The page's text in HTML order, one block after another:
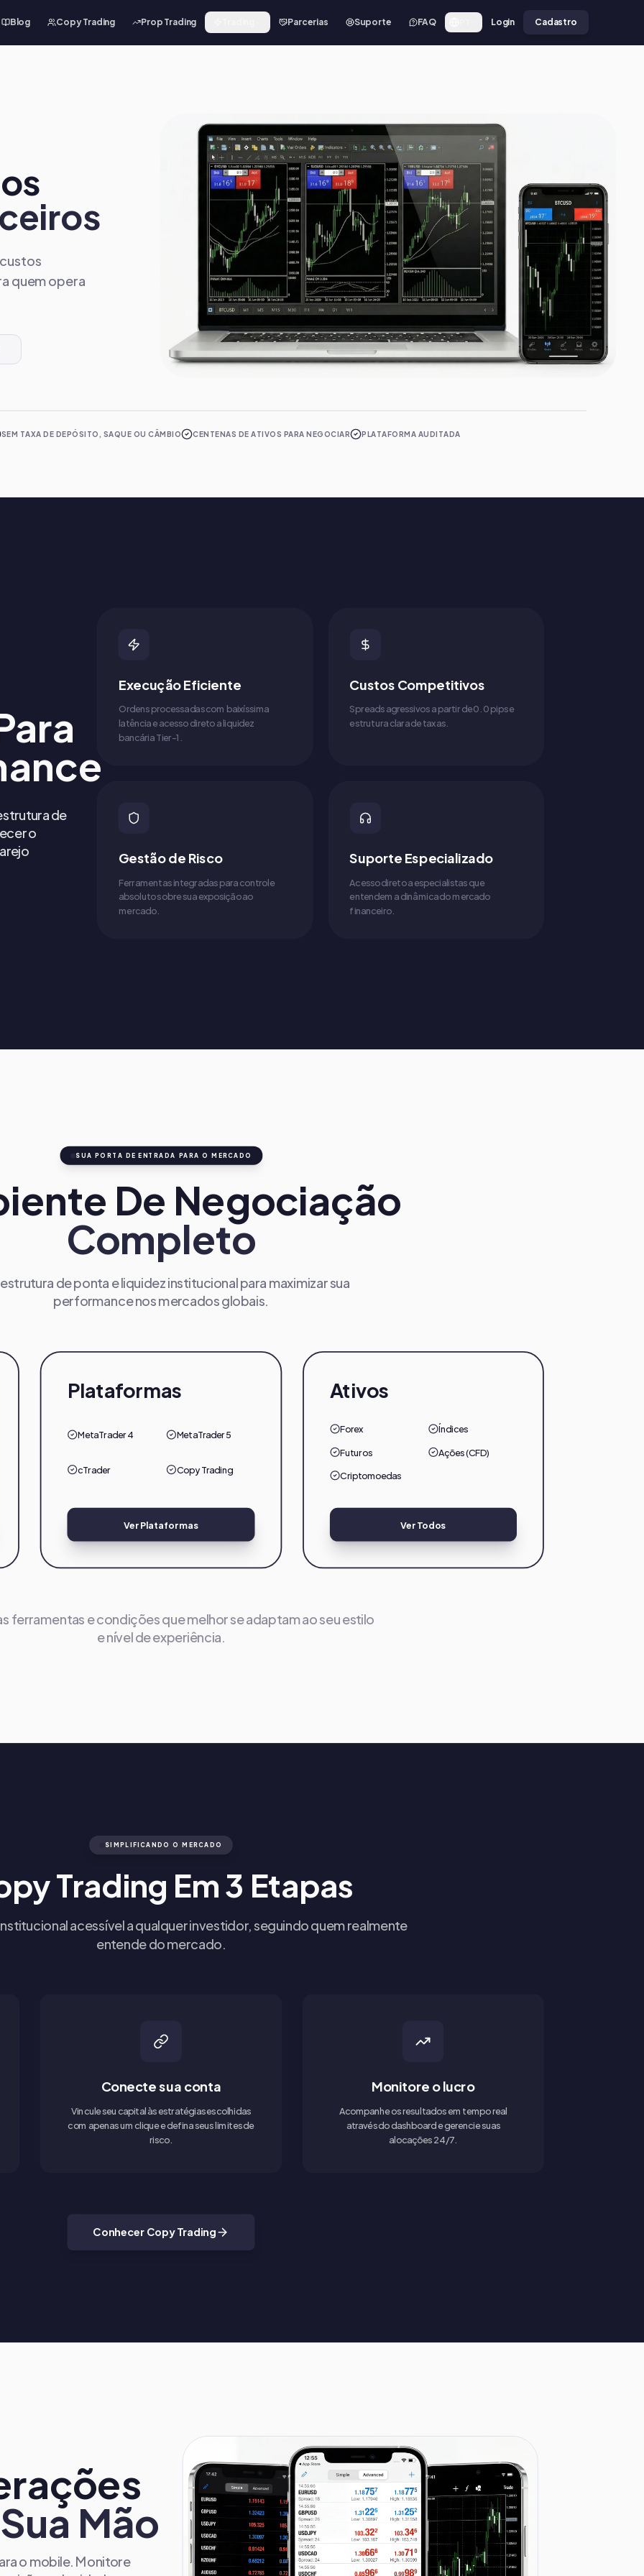
Blog Copy Trading Prop Trading Parcerias Suporte FAQ Login Cadastro
quem opera
SEM TAXA DE DEPÓSITO, SAQUE OU CÂMBIO CENTENAS DE ATIVOS PARA NEGOCIAR PLATAFORMA AUDITADA
de
o
Execução Eficiente
Ordens processadas com baixíssima
latência e acesso direto a liquidez
bancária Tier-1.
Custos Competitivos
Spreads agressivos a partir de 0.0 pips e
estrutura clara de taxas.
Gestão de Risco
Ferramentas integradas para controle
absoluto sobre sua exposição ao
mercado.
Suporte Especializado
Acesso direto a especialistas que
entendem a dinâmica do mercado
financeiro.
SUA PORTA DE ENTRADA PARA O MERCADO
De Negociação
Completo
de ponta e liquidez institucional para maximizar sua
performance nos mercados globais.
Plataformas
MetaTrader 4 MetaTrader 5
cTrader Copy Trading
Ver Plataformas
Ativos
Forex Índices
Futuros Ações (CFD)
Criptomoedas
Ver Todos
ferramentas e condições que melhor se adaptam ao seu estilo
e nível de experiência.
SIMPLIFICANDO O MERCADO
Trading Em 3 Etapas
acessível a qualquer investidor, seguindo quem realmente
entende do mercado.
Conecte sua conta
Vincule seu capital às estratégias escolhidas
com apenas um clique e defina seus limites de
risco.
Monitore o lucro
Acompanhe os resultados em tempo real
através do dashboard e gerencie suas
alocações 24/7.
Conhecer Copy Trading
Mão
o mobile. Monitore